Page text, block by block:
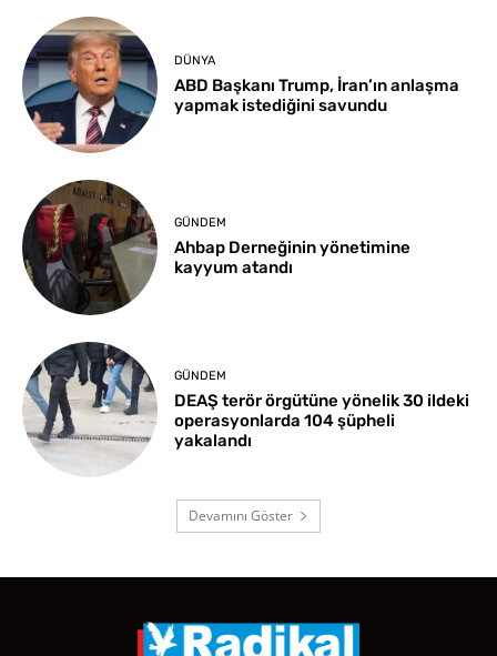
DÜNYA
ABD Başkanı Trump, İran’ın anlaşma
yapmak istediğini savundu
GÜNDEM
Ahbap Derneğinin yönetimine
kayyum atandı
GÜNDEM
DEAŞ terör örgütüne yönelik 30 ildeki
operasyonlarda 104 şüpheli
yakalandı
Devamını Göster